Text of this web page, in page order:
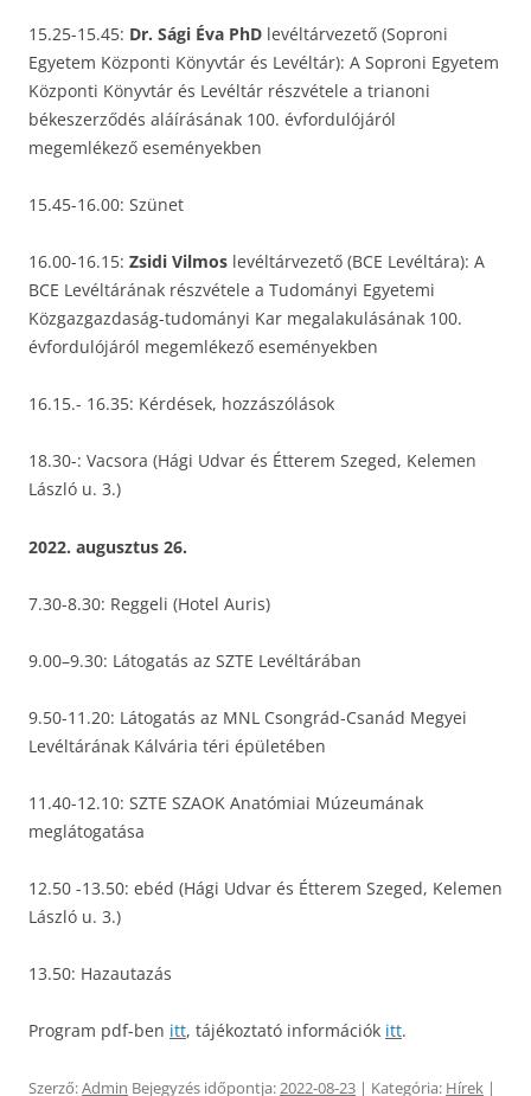
15.25-15.45: Dr. Sági Éva PhD levéltárvezető (Soproni
Egyetem Központi Könyvtár és Levéltár): A Soproni Egyetem
Központi Könyvtár és Levéltár részvétele a trianoni
békeszerződés aláírásának 100. évfordulójáról
megemlékező eseményekben
15.45-16.00: Szünet
16.00-16.15: Zsidi Vilmos levéltárvezető (BCE Levéltára): A
BCE Levéltárának részvétele a Tudományi Egyetemi
Közgazgazdaság-tudományi Kar megalakulásának 100.
évfordulójáról megemlékező eseményekben
16.15.- 16.35: Kérdések, hozzászólások
18.30-: Vacsora (Hági Udvar és Étterem Szeged, Kelemen
László u. 3.)
2022. augusztus 26.
7.30-8.30: Reggeli (Hotel Auris)
9.00–9.30: Látogatás az SZTE Levéltárában
9.50-11.20: Látogatás az MNL Csongrád-Csanád Megyei
Levéltárának Kálvária téri épületében
11.40-12.10: SZTE SZAOK Anatómiai Múzeumának
meglátogatása
12.50 -13.50: ebéd (Hági Udvar és Étterem Szeged, Kelemen
László u. 3.)
13.50: Hazautazás
Program pdf-ben itt, tájékoztató információk itt.
Szerző:Admin Bejegyzés időpontja:2022-08-23 | Kategória: Hírek |